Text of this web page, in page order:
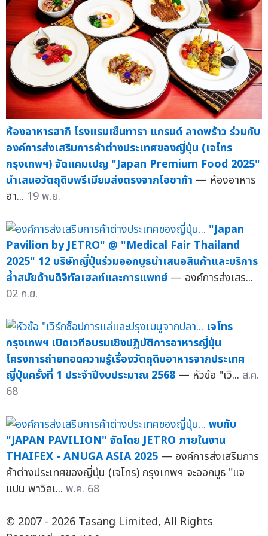
ห้องอาหารฮากิ โรงแรมเซ็นทารา แกรนด์ ลาดพร้าว ร่วมกับ
องค์การส่งเสริมการค้าต่างประเทศของญี่ปุ่น (เจโทร
กรุงเทพฯ) จัดแคมเปญ "Japan Premium Food 2025"
นำเสนอวัตถุดิบพรีเมียมส่งตรงจากโอซาก้า — ห้องอาหาร
ฮา... 19 พ.ย.
"Japan
Pavilion by JETRO" @ "Medical Fair Thailand
2025" 12 บริษัทญี่ปุ่นร่วมออกบูธนำเสนอสินค้าและบริการ
ล้ำสมัยด้านดิจิทัลเฮลท์และการแพทย์ — องค์การส่งเสร...
02 ก.ย.
เจโทร
กรุงเทพฯ เปิดเวทีอบรมเชิงปฏิบัติการอาหารญี่ปุ่น
โครงการถ่ายทอดความรู้เรื่องวัตถุดิบอาหารจากประเทศ
ญี่ปุ่นครั้งที่ 1 ประจำปีงบประมาณ 2568 — หัวข้อ "เวิ... ส.ค.
68
พบกับ
"JAPAN PAVILION" จัดโดย JETRO ภายในงาน
THAIFEX - ANUGA ASIA 2025 — องค์การส่งเสริมการ
ค้าต่างประเทศของญี่ปุ่น (เจโทร) กรุงเทพฯ จะออกบูธ "แจ
แปน พาวิลเ... พ.ค. 68
© 2007 - 2026 Tasang Limited, All Rights